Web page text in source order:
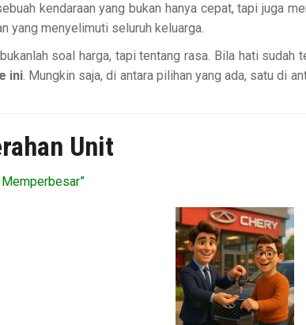
kendaraan yang bukan hanya cepat, tapi juga
yang menyelimuti seluruh keluarga.
soal harga, tapi tentang rasa. Bila hati sudah
ini. Mungkin saja, di antara pilihan yang ada, satu di
Unit